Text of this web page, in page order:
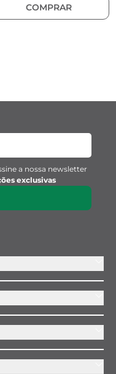
COMPRAR
a nossa newsletter
exclusivas